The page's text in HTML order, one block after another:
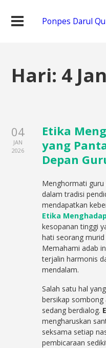
Ponpes Darul
Hari: 4
04
JAN
2026
Etika
yang
Depan
Menghormati
dalam tradisi
mendapatkan
Etika Menghadap
kesopanan tinggi
hati seorang
Memahami adab
terjalin harmonis
mendalam.
Salah satu hal
bersikap
sedang berdialog.
mengharuskan
seksama setiap
pembicaraan